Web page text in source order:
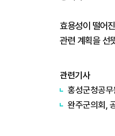
효용성이 떨어
관련 계획을 선
관련기사
홍성군청공
완주군의회,